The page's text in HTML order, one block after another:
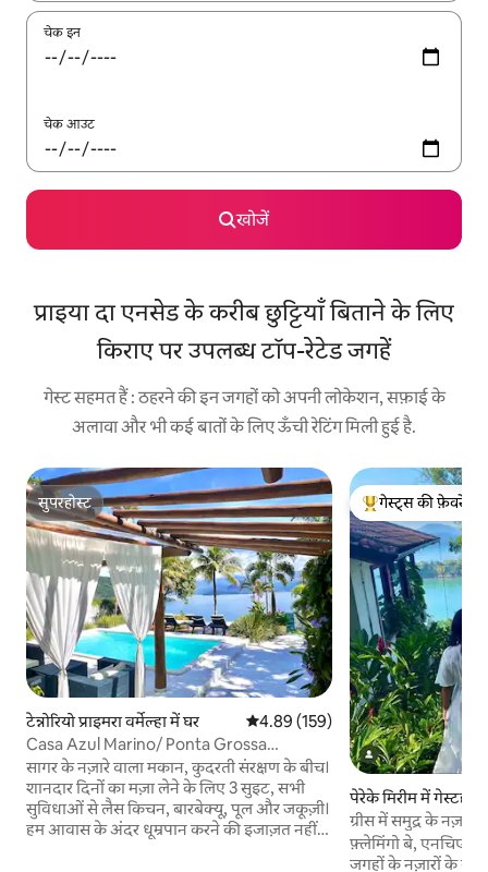
चेक इन
चेक आउट
खोजें
प्राइया दा एनसेड के करीब छुट्टियाँ बिताने के लिए
किराए पर उपलब्ध टॉप-रेटेड जगहें
गेस्ट सहमत हैं : ठहरने की इन जगहों को अपनी लोकेशन, सफ़ाई के
अलावा और भी कई बातों के लिए ऊँची रेटिंग मिली हुई है.
सुपरहोस्ट
सुपरहोस्ट
टेन्नोरियो प्राइमरा वर्मेल्हा में घर औसत रेटिंग 5 में से 4.89, 159 समीक्षाएँ
4.89 (159)
Casa Azul Marino/ Ponta Grossa
Ubatuba
सागर के नज़ारे वाला मकान, कुदरती संरक्षण के बीच।
शानदार दिनों का मज़ा लेने के लिए 3 सुइट, सभी
सुविधाओं से लैस किचन, बारबेक्यू, पूल और जकूज़ी।
हम आवास के अंदर धूम्रपान करने की इजाज़त नहीं
गेस्ट्स का टॉप फ़ेवरेट
गेस्ट्स की फ़ेवरेट
पेरेके मिरीम में
ग्रीस में समुद्र के नज़ारों
फ़्लेमिंगो बे, एनचिएटा
जगहों के नज़ारों के